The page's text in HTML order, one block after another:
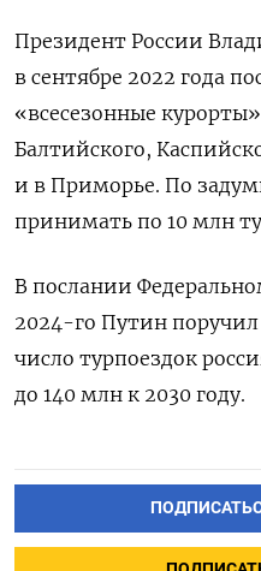
Президент России
в сентябре 2022 года
«всесезонные
Балтийского,
и в Приморье. По
принимать по 10 млн
В послании
2024-го Путин
число турпоездок
до 140 млн к 2030 году.